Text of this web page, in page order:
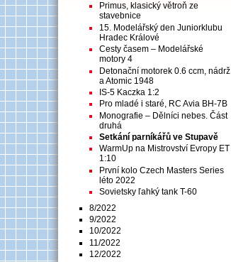
Primus, klasický větroň ze
stavebnice
15. Modelářský den Juniorklubu
Hradec Králové
Cesty časem – Modelářské
motory 4
Detonační motorek 0.6 ccm, nádrž
a Atomic 1948
IS-5 Kaczka 1:2
Pro mladé i staré, RC Avia BH-7B
Monografie – Dělníci nebes. Část
druhá
Setkání parníkářů ve Stupavě
WarmUp na Mistrovství Evropy ET
1:10
První kolo Czech Masters Series
léto 2022
Sovietsky ľahký tank T-60
8/2022
9/2022
10/2022
11/2022
12/2022